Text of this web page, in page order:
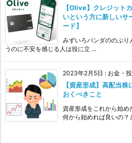
【Olive】クレジット
いという方に新しいサ
ード】
みずいろパンダののぶり
うのに不安を感じる人は役に立 ...
2023年2月5日 : お金・
【資産形成】高配当
おくべきこと
資産形成をこれから始め
何から始めれば良いの？